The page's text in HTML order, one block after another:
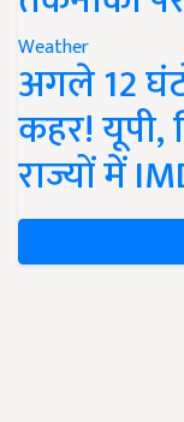
Weather
अगले 12
कहर! यूपी,
राज्यों में